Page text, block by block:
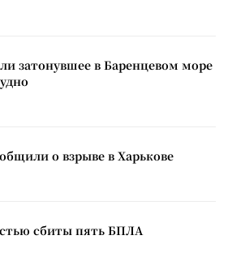
затонувшее в Баренцевом море
Украинские СМИ сообщили о взрыве в Харькове
сбиты пять БПЛА